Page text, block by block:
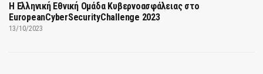
Η Ελληνική Εθνική Ομάδα Κυβερνοασφάλειας στο
EuropeanCyberSecurityChallenge 2023
13/10/2023